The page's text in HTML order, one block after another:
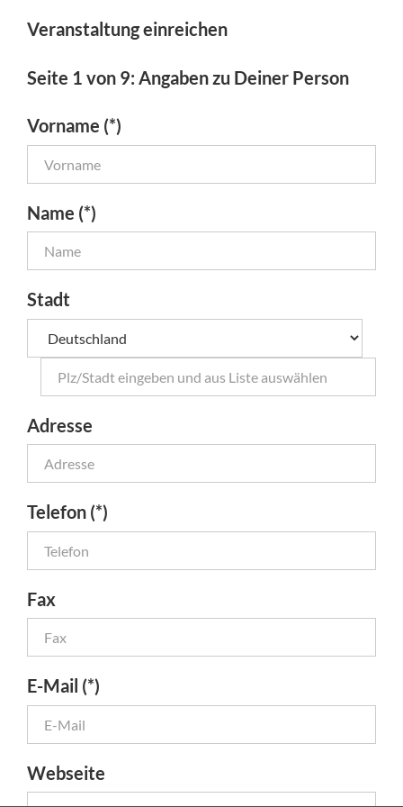
Veranstaltung einreichen
Seite 1 von 9: Angaben zu Deiner Person
Vorname (*)
Name (*)
Stadt
Adresse
Telefon (*)
Fax
E-Mail (*)
Webseite